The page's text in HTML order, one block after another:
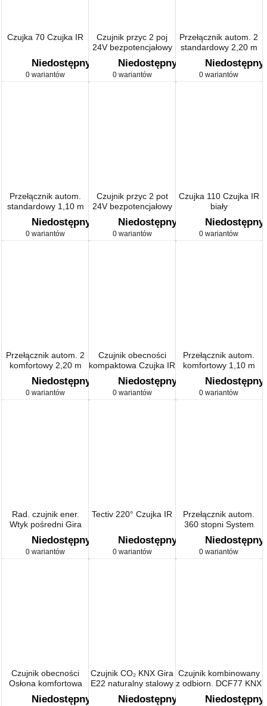
Czujka 70 Czujka IR
Niedostępny
0 wariantów
Czujnik przyc 2 poj
24V bezpotencjałowy
Gira E22 kolor nat.
stalowy
Niedostępny
0 wariantów
Przełącznik autom. 2
standardowy 2,20 m
Gira TX_44
Niedostępny
0 wariantów
Przełącznik autom.
standardowy 1,10 m
Gira TX_44 (IP 44)
Niedostępny
0 wariantów
Czujnik przyc 2 pot
24V bezpotencjałowy
Gira E22 kolor nat.
stalowy
Niedostępny
0 wariantów
Czujka 110 Czujka IR
biały
Niedostępny
0 wariantów
Przełącznik autom. 2
komfortowy 2,20 m
Gira E22 kolor nat.
stalowy
Niedostępny
0 wariantów
Czujnik obecności
kompaktowa Czujka IR
biały
Niedostępny
0 wariantów
Przełącznik autom.
komfortowy 1,10 m
Gira TX_44 (IP 44)
Niedostępny
0 wariantów
Rad. czujnik ener.
Wtyk pośredni Gira
eNet biały
Niedostępny
0 wariantów
Tectiv 220° Czujka IR
Niedostępny
0 wariantów
Przełącznik autom.
360 stopni System
2000
Niedostępny
0 wariantów
Czujnik obecności
Osłona komfortowa
System 2000
Niedostępny
Czujnik CO₂ KNX Gira
E22 naturalny stalowy
Niedostępny
Czujnik kombinowany
z odbiorn. DCF77 KNX
Niedostępny